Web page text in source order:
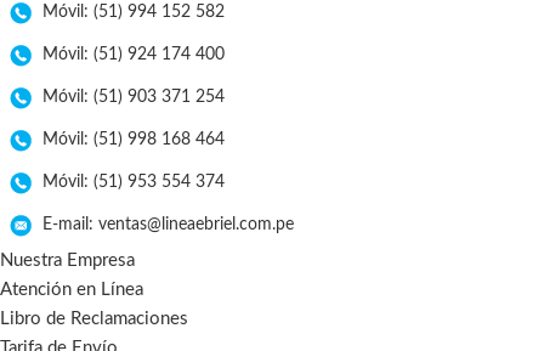
Móvil: (51) 994 152 582
Móvil: (51) 924 174 400
Móvil: (51) 903 371 254
Móvil: (51) 998 168 464
Móvil: (51) 953 554 374
E-mail: ventas@lineaebriel.com.pe
Nuestra Empresa
Atención en Línea
Libro de Reclamaciones